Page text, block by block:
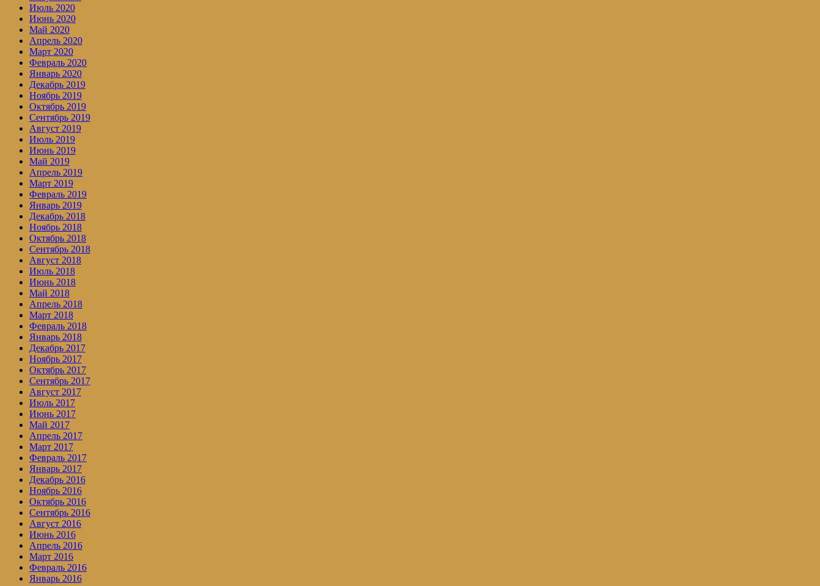
Июль 2020
Июнь 2020
Май 2020
Апрель 2020
Март 2020
Февраль 2020
Январь 2020
Декабрь 2019
Ноябрь 2019
Октябрь 2019
Сентябрь 2019
Август 2019
Июль 2019
Июнь 2019
Май 2019
Апрель 2019
Март 2019
Февраль 2019
Январь 2019
Декабрь 2018
Ноябрь 2018
Октябрь 2018
Сентябрь 2018
Август 2018
Июль 2018
Июнь 2018
Май 2018
Апрель 2018
Март 2018
Февраль 2018
Январь 2018
Декабрь 2017
Ноябрь 2017
Октябрь 2017
Сентябрь 2017
Август 2017
Июль 2017
Июнь 2017
Май 2017
Апрель 2017
Март 2017
Февраль 2017
Январь 2017
Декабрь 2016
Ноябрь 2016
Октябрь 2016
Сентябрь 2016
Август 2016
Июнь 2016
Апрель 2016
Март 2016
Февраль 2016
Январь 2016